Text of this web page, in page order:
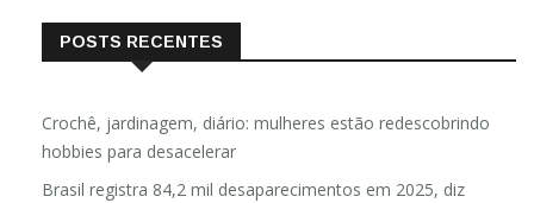
POSTS RECENTES
Crochê, jardinagem, diário: mulheres estão redescobrindo
hobbies para desacelerar
Brasil registra 84,2 mil desaparecimentos em 2025, diz